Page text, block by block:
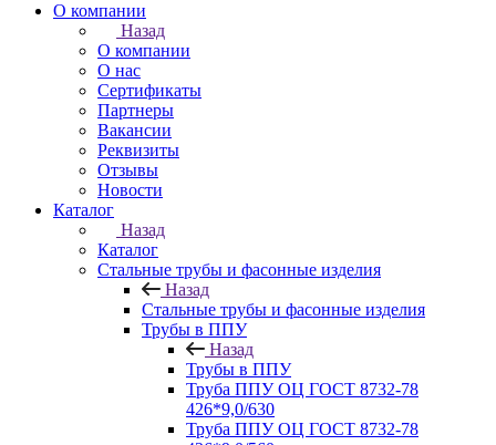
О компании
Назад
О компании
О нас
Сертификаты
Партнеры
Вакансии
Реквизиты
Отзывы
Новости
Каталог
Назад
Каталог
Стальные трубы и фасонные изделия
Назад
Стальные трубы и фасонные изделия
Трубы в ППУ
Назад
Трубы в ППУ
Труба ППУ ОЦ ГОСТ 8732-78
426*9,0/630
Труба ППУ ОЦ ГОСТ 8732-78